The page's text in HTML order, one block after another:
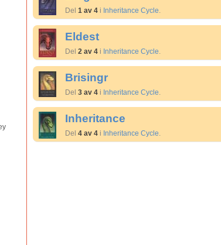
Del 1 av 4i Inheritance Cycle.
Eldest
Del 2 av 4i Inheritance Cycle.
Brisingr
Del 3 av 4i Inheritance Cycle.
Inheritance
Del 4 av 4i Inheritance Cycle.